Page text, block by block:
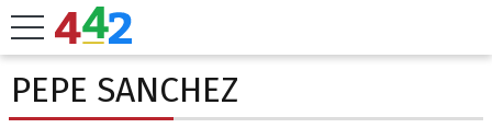
PEPE SANCHEZ